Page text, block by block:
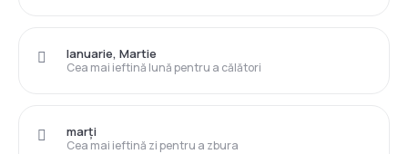
Cea mai ieftină lună pentru a călători
Ianuarie, Martie
Cea mai ieftină zi pentru a zbura
marți